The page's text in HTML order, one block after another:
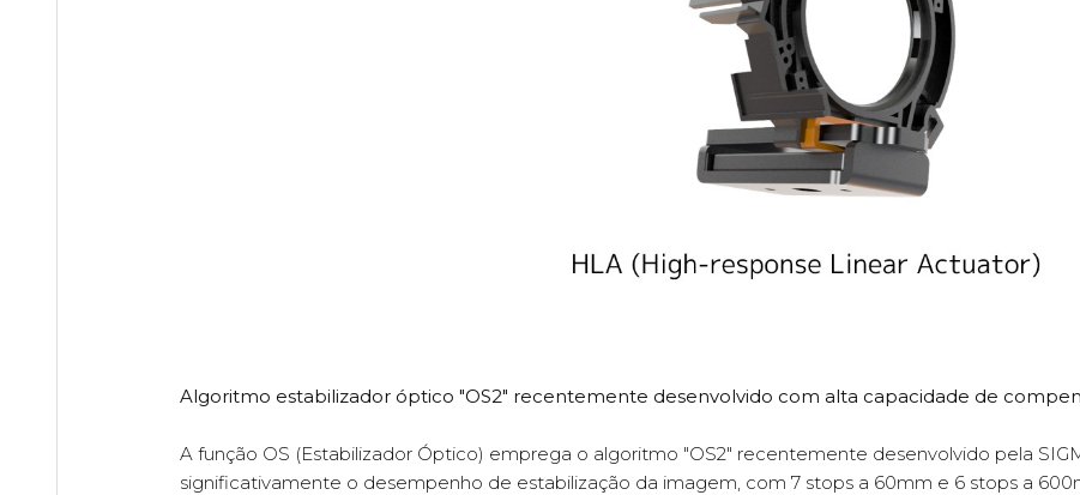
Algoritmo estabilizador óptico "OS2" recentemente desenvolvido com alta capacidade de
A função OS (Estabilizador Óptico) emprega o algoritmo "OS2" recentemente desenvolvido pela
significativamente o desempenho de estabilização da imagem, com 7 stops a 60mm e 6 stops a